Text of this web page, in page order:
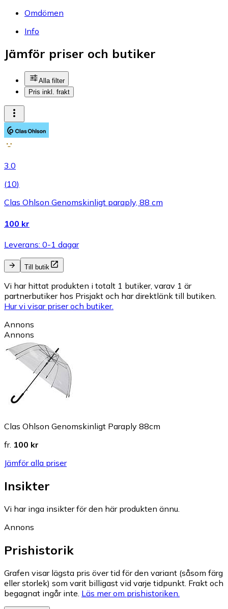
Omdömen
Info
Jämför priser och butiker
Alla filter
Pris inkl. frakt
3.0
(10)
Clas Ohlson Genomskinligt paraply, 88 cm
100 kr
Leverans: 0-1 dagar
Till butik
Vi har hittat produkten i totalt 1 butiker, varav 1 är
partnerbutiker hos Prisjakt och har direktlänk till butiken.
Hur vi visar priser och butiker.
Annons
Annons
Clas Ohlson Genomskinligt Paraply 88cm
fr. 100 kr
Jämför alla priser
Insikter
Vi har inga insikter för den här produkten ännu.
Annons
Prishistorik
Grafen visar lägsta pris över tid för den variant (såsom färg
eller storlek) som varit billigast vid varje tidpunkt. Frakt och
begagnat ingår inte. Läs mer om prishistoriken.